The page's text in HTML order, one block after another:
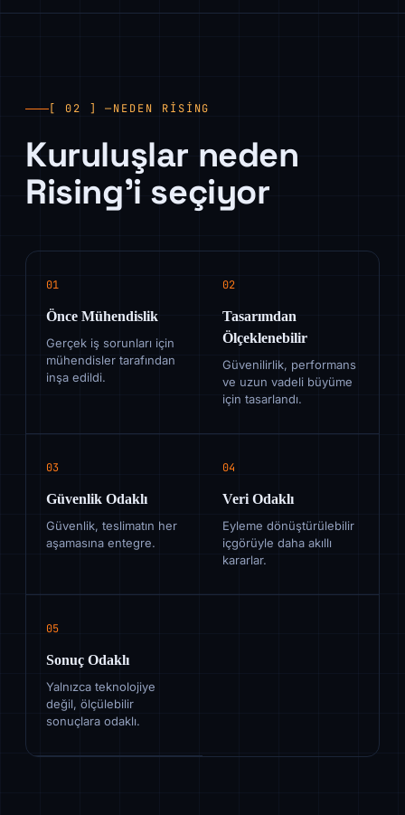
[ 02 ] —NEDEN RISING
Kuruluşlar neden
Rising'i seçiyor
01
Önce Mühendislik
Gerçek iş sorunları için
mühendisler tarafından
inşa edildi.
02
Tasarımdan
Ölçeklenebilir
Güvenilirlik, performans
ve uzun vadeli büyüme
için tasarlandı.
03
Güvenlik Odaklı
Güvenlik, teslimatın her
aşamasına entegre.
04
Veri Odaklı
Eyleme dönüştürülebilir
içgörüyle daha akıllı
kararlar.
05
Sonuç Odaklı
Yalnızca teknolojiye
değil, ölçülebilir
sonuçlara odaklı.